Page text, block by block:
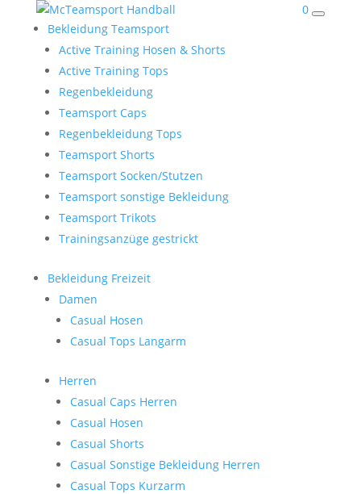
0
Bekleidung Teamsport
Active Training Hosen & Shorts
Active Training Tops
Regenbekleidung
Teamsport Caps
Regenbekleidung Tops
Teamsport Shorts
Teamsport Socken/Stutzen
Teamsport sonstige Bekleidung
Teamsport Trikots
Trainingsanzüge gestrickt
Bekleidung Freizeit
Damen
Casual Hosen
Casual Tops Langarm
Herren
Casual Caps Herren
Casual Hosen
Casual Shorts
Casual Sonstige Bekleidung Herren
Casual Tops Kurzarm